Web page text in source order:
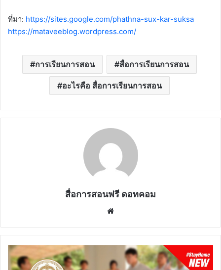
ที่มา: https://sites.google.com/phathna-sux-kar-suksa
https://mataveeblog.wordpress.com/
การเรียนการสอน สื่อการเรียนการสอน
อะไรคือ สื่อการเรียนการสอน
สื่อการสอนฟรี ดอทคอม
ก.ค.ศ.
แจ้ง